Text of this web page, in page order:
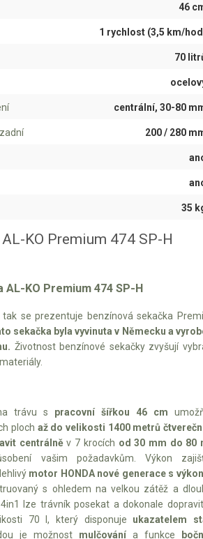
46
1 rychlost (3,5 km/
70
centrální, 30-80
200 / 280
35
KO Premium 474 SP-H
AL-KO Premium 474 SP-H
tak se prezentuje benzínová sekačka
sekačka byla vyvinuta v Německu a
Životnost benzínové sekačky zvyšují
trávu s pracovní šířkou 46 cm
ploch až do velikosti 1400 metrů
centrálněv 7 krocích od 30 mm do 80
vašim požadavkům. Výkon
motor HONDA nové generace s
s ohledem na velkou zátěž a
lze trávník posekat a dokonale
70 l, který disponuje ukazatelem
je možnost mulčování a funkce